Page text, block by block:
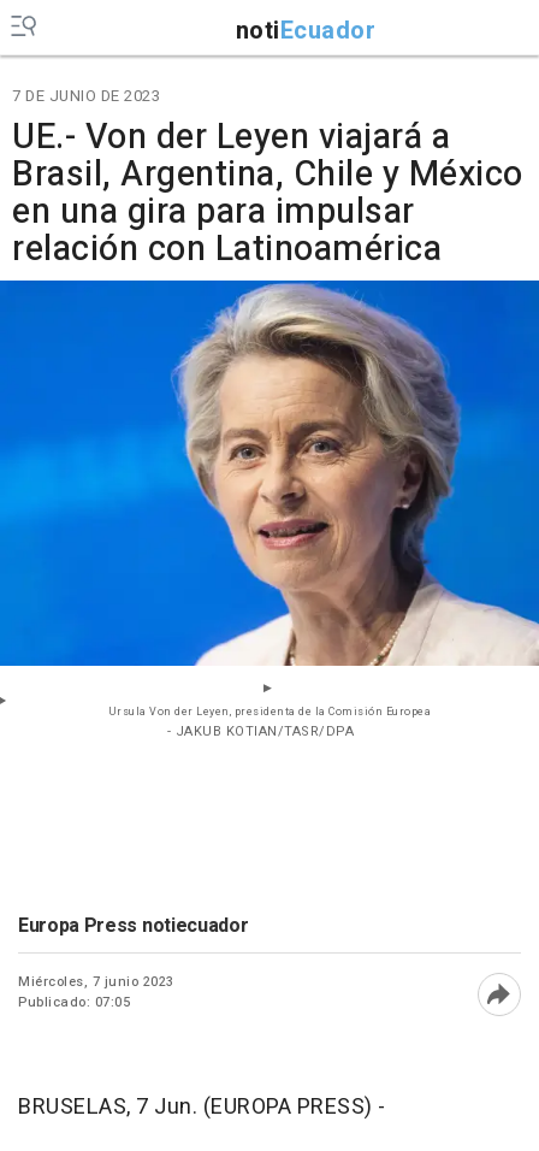
notiEcuador
7 DE JUNIO DE 2023
UE.- Von der Leyen viajará a
Brasil, Argentina, Chile y México
en una gira para impulsar
relación con Latinoamérica
Ursula Von der Leyen, presidenta de la Comisión Europea
- JAKUB KOTIAN/TASR/DPA
Europa Press notiecuador
Miércoles, 7 junio 2023
Publicado: 07:05
BRUSELAS, 7 Jun. (EUROPA PRESS) -